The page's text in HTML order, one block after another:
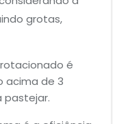
grotas,
é
acima de 3
pastejar.